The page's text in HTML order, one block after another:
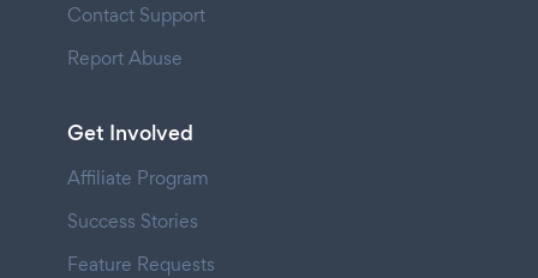
Contact Support
Report Abuse
Get Involved
Affiliate Program
Success Stories
Feature Requests